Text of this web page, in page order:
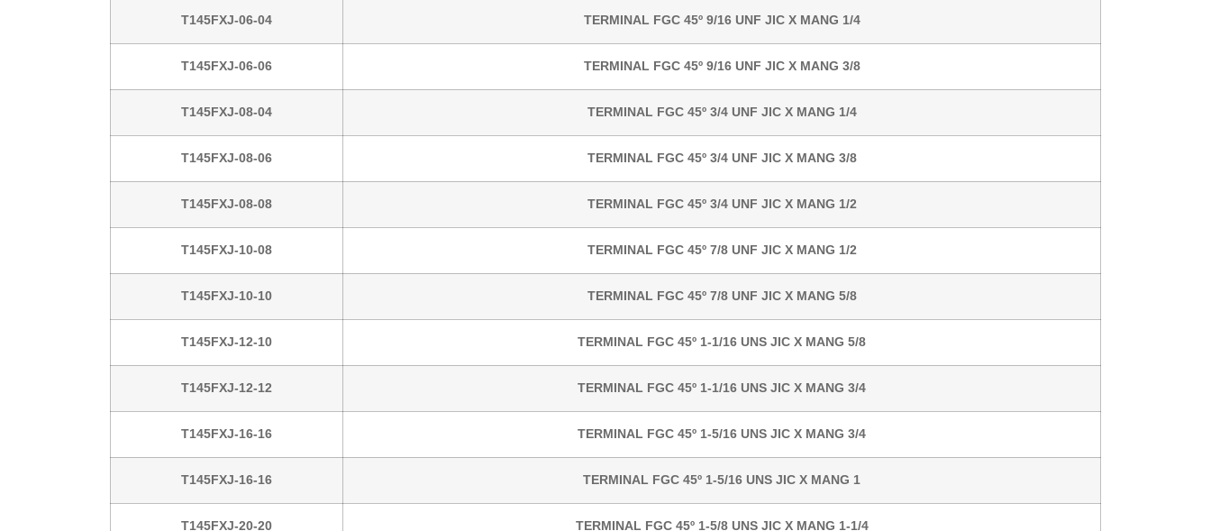
T145FXJ-06-04 TERMINAL FGC 45º 9/16 UNF JIC X MANG 1/4
T145FXJ-06-06 TERMINAL FGC 45º 9/16 UNF JIC X MANG 3/8
T145FXJ-08-04 TERMINAL FGC 45º 3/4 UNF JIC X MANG 1/4
T145FXJ-08-06 TERMINAL FGC 45º 3/4 UNF JIC X MANG 3/8
T145FXJ-08-08 TERMINAL FGC 45º 3/4 UNF JIC X MANG 1/2
T145FXJ-10-08 TERMINAL FGC 45º 7/8 UNF JIC X MANG 1/2
T145FXJ-10-10 TERMINAL FGC 45º 7/8 UNF JIC X MANG 5/8
T145FXJ-12-10 TERMINAL FGC 45º 1-1/16 UNS JIC X MANG 5/8
T145FXJ-12-12 TERMINAL FGC 45º 1-1/16 UNS JIC X MANG 3/4
T145FXJ-16-16 TERMINAL FGC 45º 1-5/16 UNS JIC X MANG 3/4
T145FXJ-16-16 TERMINAL FGC 45º 1-5/16 UNS JIC X MANG 1
T145FXJ-20-20 TERMINAL FGC 45º 1-5/8 UNS JIC X MANG 1-1/4